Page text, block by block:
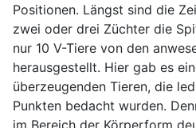
Positionen. Längst sind die
zwei oder drei Züchter die
nur 10 V-Tiere von den
herausgestellt. Hier gab es
überzeugenden Tieren, die
Punkten bedacht wurden.